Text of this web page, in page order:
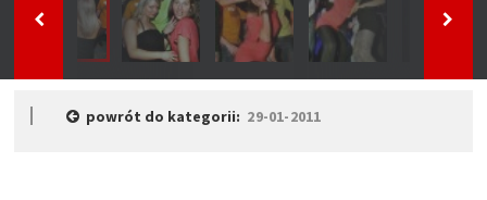
powrót do kategorii: 29-01-2011